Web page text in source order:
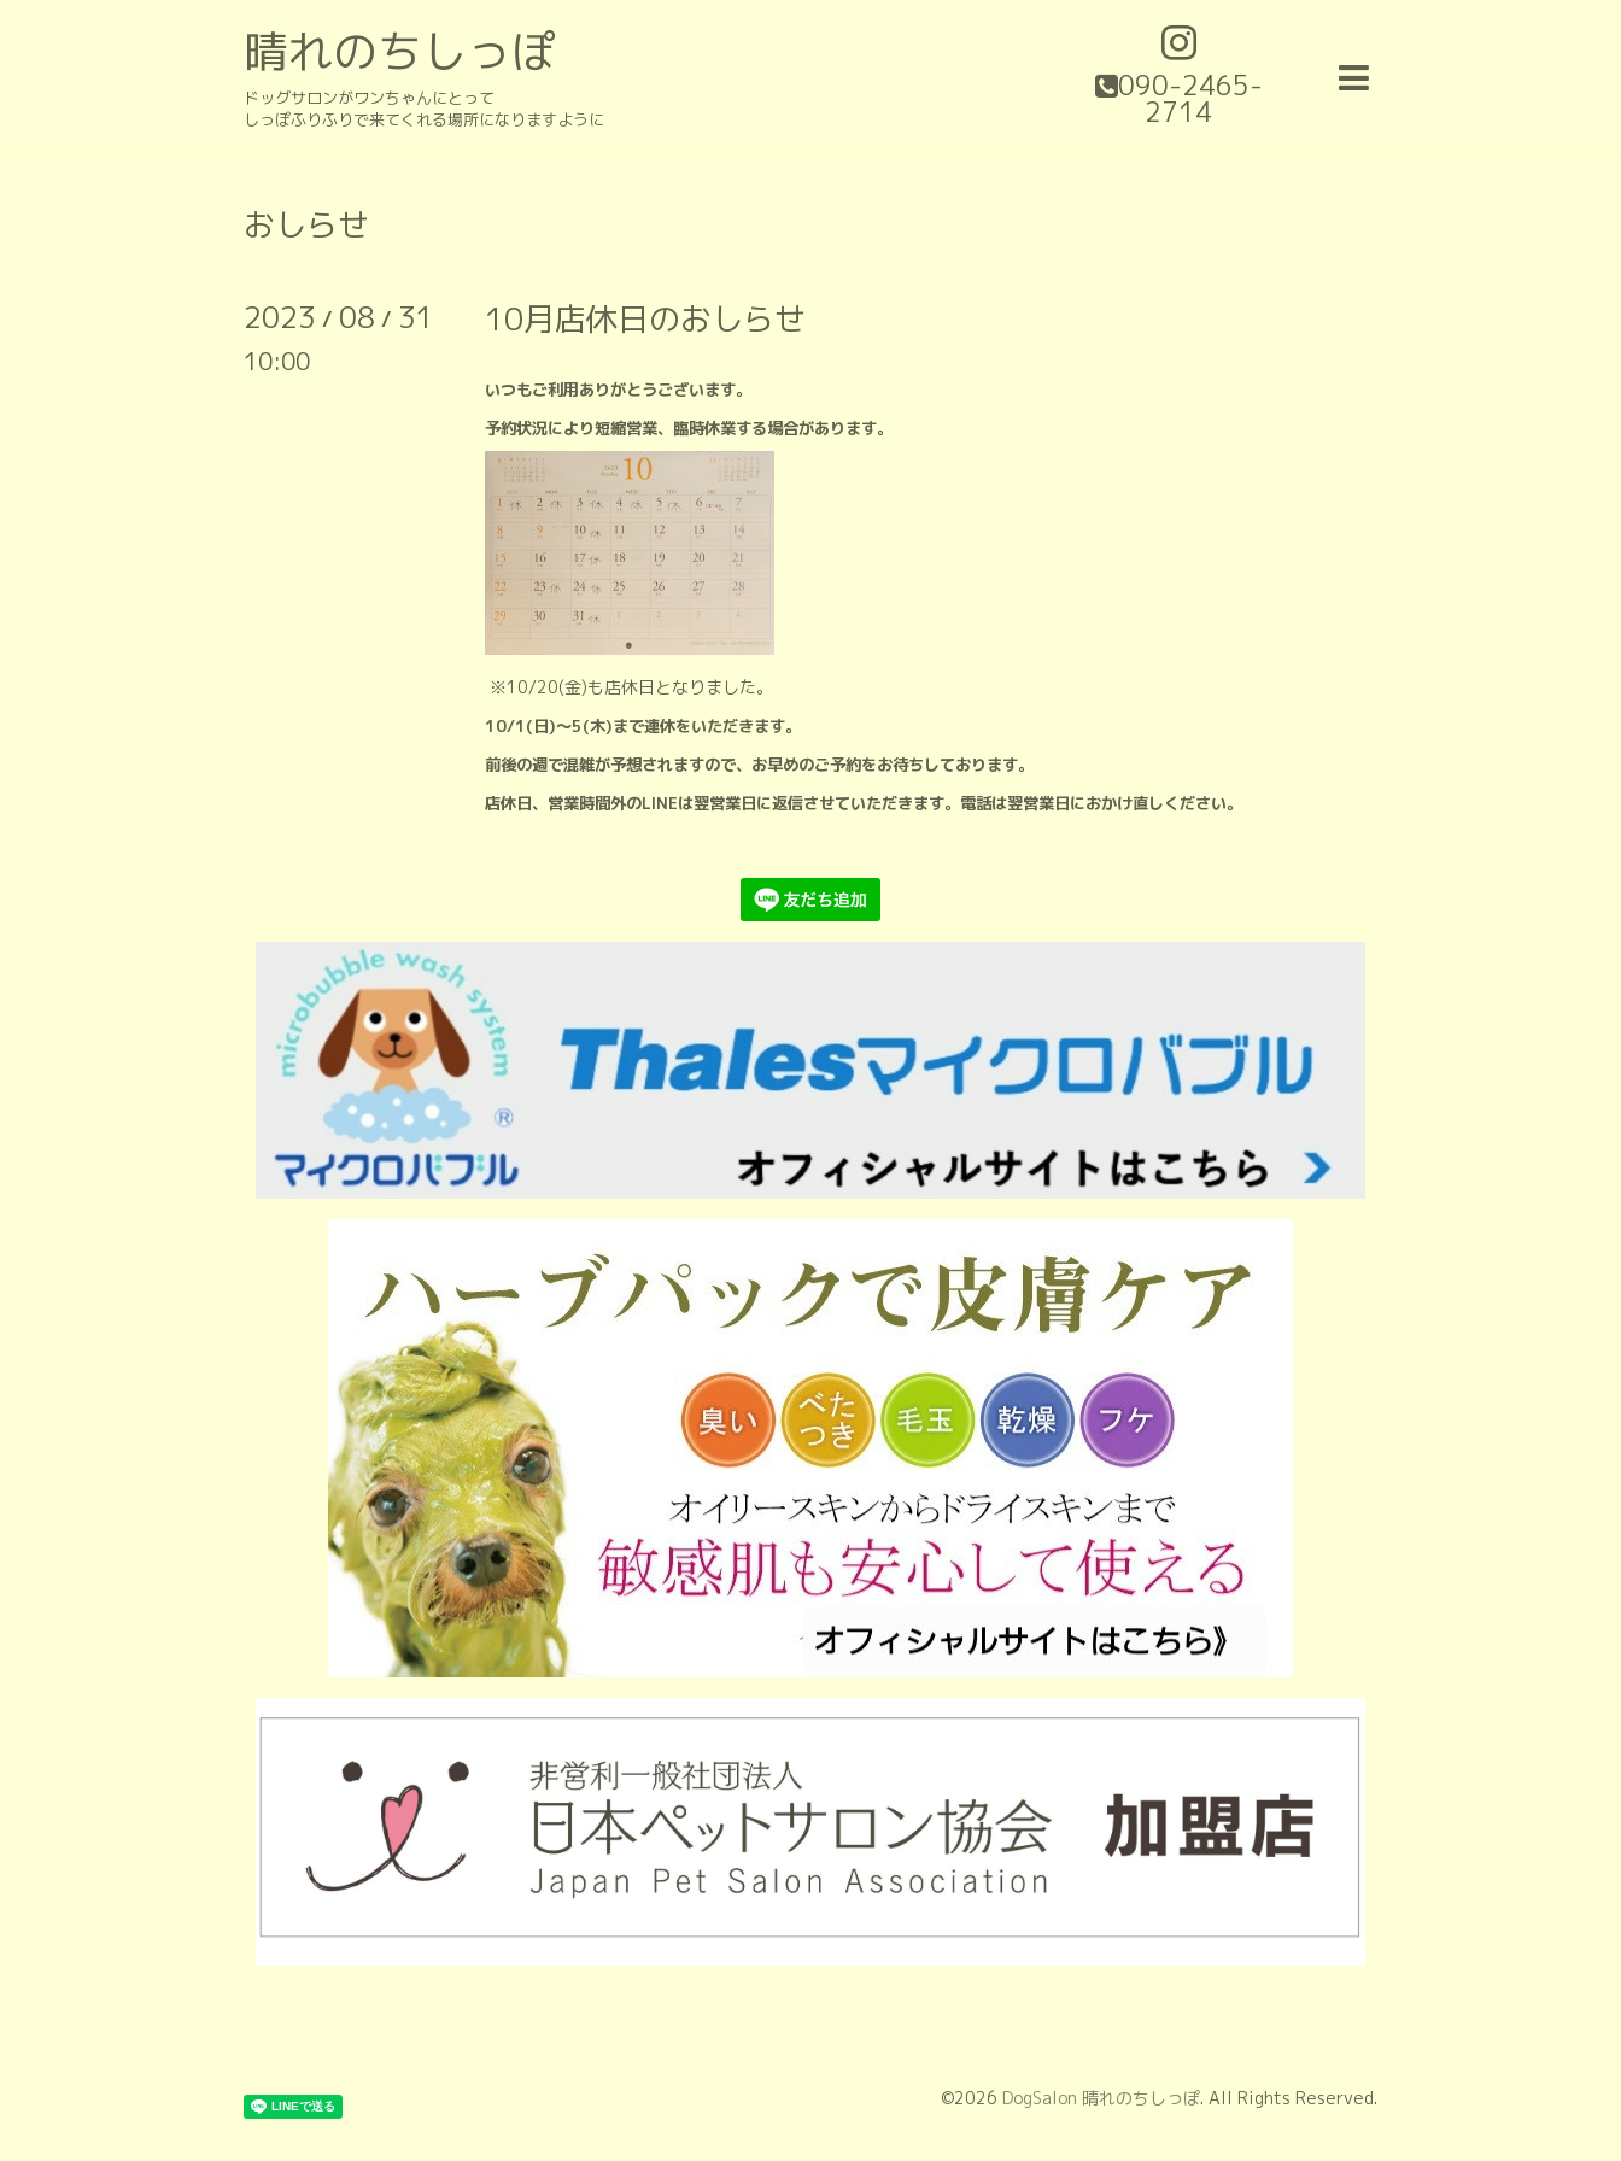
090-2465-
2714
晴れのちしっぽ
ドッグサロンがワンちゃんにとって
しっぽふりふりで来てくれる場所になりますように
おしらせ
2023 / 08 / 31
10:00
10月店休日のおしらせ
いつもご利用ありがとうございます。
予約状況により短縮営業、臨時休業する場合があります。
※10/20(金)も店休日となりました。
10/1(日)～5(木)まで連休をいただきます。
前後の週で混雑が予想されますので、お早めのご予約をお待ちしております。
店休日、営業時間外のLINEは翌営業日に返信させていただきます。電話は翌営業日におかけ直しください。
©2026 DogSalon 晴れのちしっぽ. All Rights Reserved.